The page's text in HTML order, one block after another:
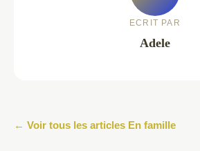
ECRIT PAR
Adele
← Voir tous les articles En famille